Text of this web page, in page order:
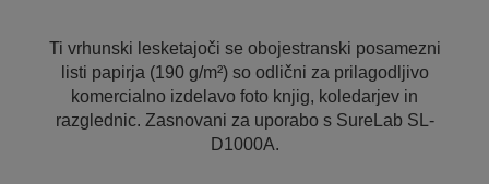
Ti vrhunski lesketajoči se obojestranski posamezni
listi papirja (190 g/m²) so odlični za prilagodljivo
komercialno izdelavo foto knjig, koledarjev in
razglednic. Zasnovani za uporabo s SureLab SL-
D1000A.